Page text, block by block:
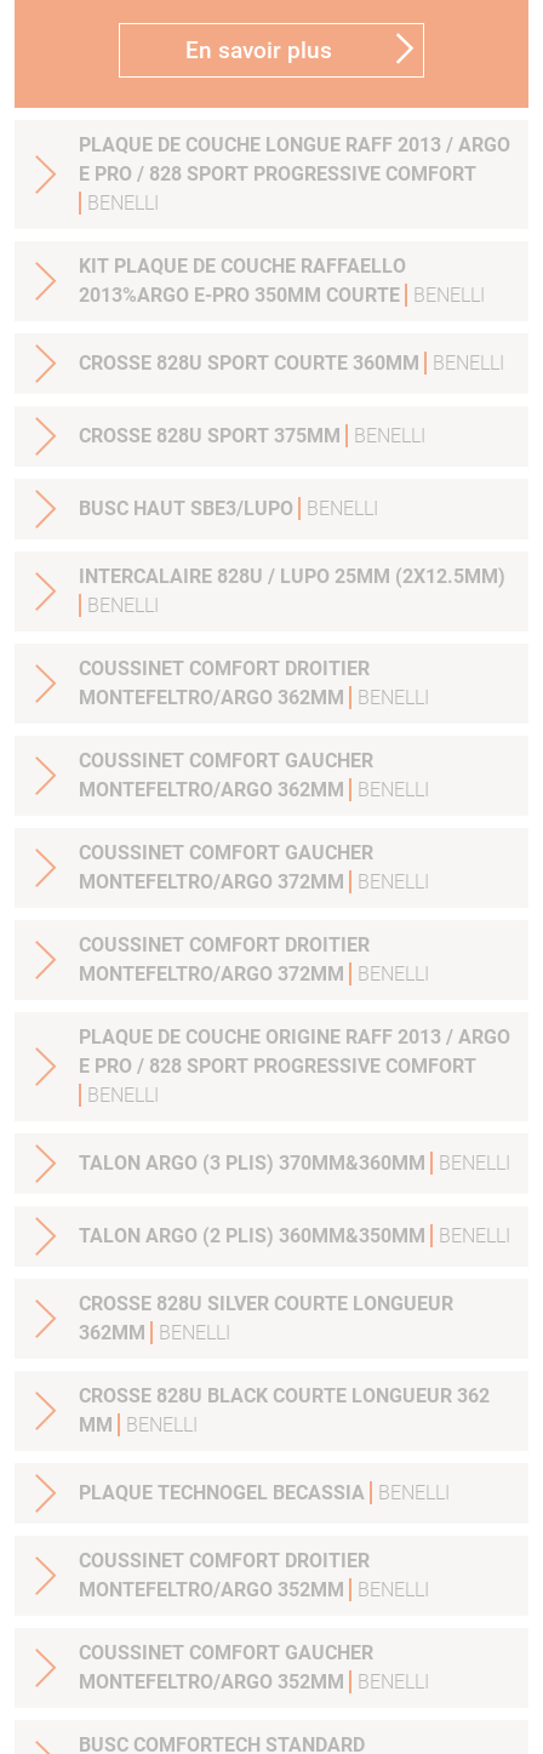
En savoir plus
PLAQUE DE COUCHE LONGUE RAFF 2013 / ARGO
E PRO / 828 SPORT PROGRESSIVE COMFORT
BENELLI
KIT PLAQUE DE COUCHE RAFFAELLO
2013%ARGO E-PRO 350MM COURTE
BENELLI
CROSSE 828U SPORT COURTE 360MM BENELLI
CROSSE 828U SPORT 375MM BENELLI
BUSC HAUT SBE3/LUPO BENELLI
INTERCALAIRE 828U / LUPO 25MM (2X12.5MM)
BENELLI
COUSSINET COMFORT DROITIER
MONTEFELTRO/ARGO 362MM
BENELLI
COUSSINET COMFORT GAUCHER
MONTEFELTRO/ARGO 362MM
BENELLI
COUSSINET COMFORT GAUCHER
MONTEFELTRO/ARGO 372MM
BENELLI
COUSSINET COMFORT DROITIER
MONTEFELTRO/ARGO 372MM
BENELLI
PLAQUE DE COUCHE ORIGINE RAFF 2013 / ARGO
E PRO / 828 SPORT PROGRESSIVE COMFORT
BENELLI
TALON ARGO (3 PLIS) 370MM&360MM BENELLI
TALON ARGO (2 PLIS) 360MM&350MM BENELLI
CROSSE 828U SILVER COURTE LONGUEUR
362MM
BENELLI
CROSSE 828U BLACK COURTE LONGUEUR 362
MM
BENELLI
PLAQUE TECHNOGEL BECASSIA BENELLI
COUSSINET COMFORT DROITIER
MONTEFELTRO/ARGO 352MM
BENELLI
COUSSINET COMFORT GAUCHER
MONTEFELTRO/ARGO 352MM
BENELLI
BUSC COMFORTECH STANDARD